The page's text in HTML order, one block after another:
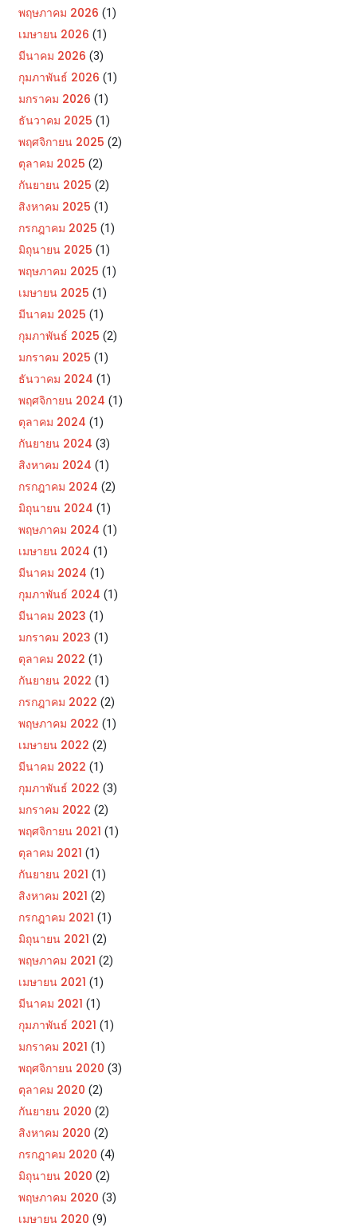
พฤษภาคม 2026 (1)
เมษายน 2026 (1)
มีนาคม 2026 (3)
กุมภาพันธ์ 2026 (1)
มกราคม 2026 (1)
ธันวาคม 2025 (1)
พฤศจิกายน 2025 (2)
ตุลาคม 2025 (2)
กันยายน 2025 (2)
สิงหาคม 2025 (1)
กรกฎาคม 2025 (1)
มิถุนายน 2025 (1)
พฤษภาคม 2025 (1)
เมษายน 2025 (1)
มีนาคม 2025 (1)
กุมภาพันธ์ 2025 (2)
มกราคม 2025 (1)
ธันวาคม 2024 (1)
พฤศจิกายน 2024 (1)
ตุลาคม 2024 (1)
กันยายน 2024 (3)
สิงหาคม 2024 (1)
กรกฎาคม 2024 (2)
มิถุนายน 2024 (1)
พฤษภาคม 2024 (1)
เมษายน 2024 (1)
มีนาคม 2024 (1)
กุมภาพันธ์ 2024 (1)
มีนาคม 2023 (1)
มกราคม 2023 (1)
ตุลาคม 2022 (1)
กันยายน 2022 (1)
กรกฎาคม 2022 (2)
พฤษภาคม 2022 (1)
เมษายน 2022 (2)
มีนาคม 2022 (1)
กุมภาพันธ์ 2022 (3)
มกราคม 2022 (2)
พฤศจิกายน 2021 (1)
ตุลาคม 2021 (1)
กันยายน 2021 (1)
สิงหาคม 2021 (2)
กรกฎาคม 2021 (1)
มิถุนายน 2021 (2)
พฤษภาคม 2021 (2)
เมษายน 2021 (1)
มีนาคม 2021 (1)
กุมภาพันธ์ 2021 (1)
มกราคม 2021 (1)
พฤศจิกายน 2020 (3)
ตุลาคม 2020 (2)
กันยายน 2020 (2)
สิงหาคม 2020 (2)
กรกฎาคม 2020 (4)
มิถุนายน 2020 (2)
พฤษภาคม 2020 (3)
เมษายน 2020 (9)